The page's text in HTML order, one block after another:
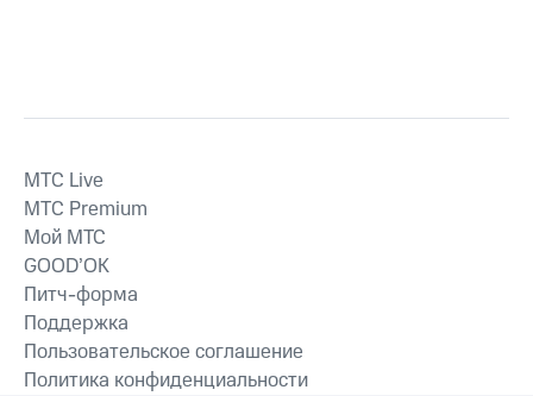
MTС Live
MTС Premium
Мой МТС
GOOD’OK
Питч-форма
Поддержка
Пользовательское соглашение
Политика конфиденциальности